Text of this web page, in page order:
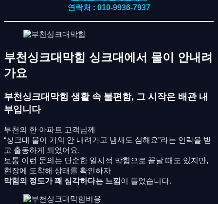
연락처 : 010-9936-7937
부천싱크대막힘 싱크대에서 물이 안내려
가요
부천싱크대막힘 생활 속 불편함, 그 시작은 배관 내
부입니다
부천의 한 아파트 고객님께
“싱크대 물이 거의 안 내려가고 냄새도 심해요”라는 연락을 받
고 출동하게 되었어요.
보통 이런 문의는 단순한 일시적 막힘으로 끝날 때도 있지만,
현장에 도착해 상태를 확인하자
막힘의 정도가 꽤 심각하다는 느낌이 들었습니다.